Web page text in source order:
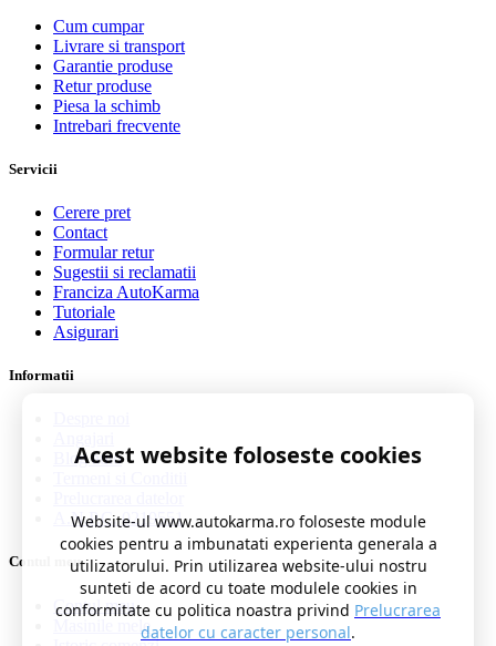
Cum cumpar
Livrare si transport
Garantie produse
Retur produse
Piesa la schimb
Intrebari frecvente
Servicii
Cerere pret
Contact
Formular retur
Sugestii si reclamatii
Franciza AutoKarma
Tutoriale
Asigurari
Informatii
Blog auto
A.N.P.C. 0219551
Contul meu
Contul meu
Masinile mele
Acest website foloseste cookies
Website-ul www.autokarma.ro foloseste module
cookies pentru a imbunatati experienta generala a
utilizatorului. Prin utilizarea website-ului nostru
sunteti de acord cu toate modulele cookies in
conformitate cu politica noastra privind Prelucrarea
datelor cu caracter personal.